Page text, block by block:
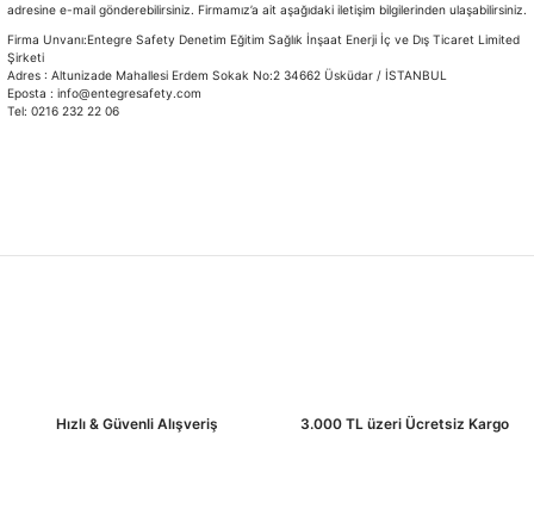
adresine e-mail gönderebilirsiniz. Firmamız’a ait aşağıdaki iletişim bilgilerinden ulaşabilirsiniz.
Firma Unvanı:Entegre Safety Denetim Eğitim Sağlık İnşaat Enerji İç ve Dış Ticaret Limited
Şirketi
Adres : Altunizade Mahallesi Erdem Sokak No:2 34662 Üsküdar / İSTANBUL
Eposta : info@entegresafety.com
Tel: 0216 232 22 06
Hızlı & Güvenli Alışveriş 3.000 TL üzeri Ücretsiz Kargo